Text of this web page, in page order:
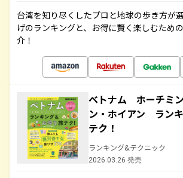
台湾を知り尽くしたプロと地球の歩き方が
げのランキングと、お得に賢く楽しむため
介！
ベトナム ホーチミ
ン・ホイアン ラン
テク！
ランキング&テクニック
2026.03.26 発売